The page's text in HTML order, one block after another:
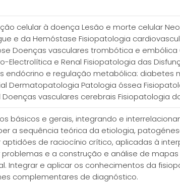
celular à doença Lesão e morte celular
e da Hemóstase Fisiopatologia
Doenças vasculares trombótica e
Electrolítica e Renal Fisiopatologia das
endócrino e regulação metabólica: diabetes
Dermatopatologia Patologia óssea
vasculares cerebrais Fisiopatologia
básicos e gerais, integrando e
a sequência teórica da etiologia,
de raciocínio crítico, aplicadas à
e a construção e análise de
Integrar e aplicar os conhecimentos da
complementares de diagnóstico.